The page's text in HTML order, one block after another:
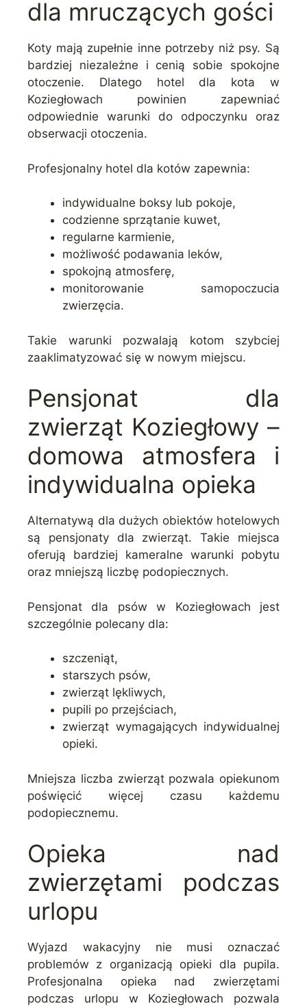
dla mruczących gości
Koty mają zupełnie inne potrzeby niż psy. Są
bardziej niezależne i cenią sobie spokojne
otoczenie. Dlatego hotel dla kota w
Koziegłowach powinien zapewniać
odpowiednie warunki do odpoczynku oraz
obserwacji otoczenia.
Profesjonalny hotel dla kotów zapewnia:
indywidualne boksy lub pokoje,
codzienne sprzątanie kuwet,
regularne karmienie,
możliwość podawania leków,
spokojną atmosferę,
monitorowanie samopoczucia
zwierzęcia.
Takie warunki pozwalają kotom szybciej
zaaklimatyzować się w nowym miejscu.
Pensjonat dla
zwierząt Koziegłowy –
domowa atmosfera i
indywidualna opieka
Alternatywą dla dużych obiektów hotelowych
są pensjonaty dla zwierząt. Takie miejsca
oferują bardziej kameralne warunki pobytu
oraz mniejszą liczbę podopiecznych.
Pensjonat dla psów w Koziegłowach jest
szczególnie polecany dla:
szczeniąt,
starszych psów,
zwierząt lękliwych,
pupili po przejściach,
zwierząt wymagających indywidualnej
opieki.
Mniejsza liczba zwierząt pozwala opiekunom
poświęcić więcej czasu każdemu
podopiecznemu.
Opieka nad
zwierzętami podczas
urlopu
Wyjazd wakacyjny nie musi oznaczać
problemów z organizacją opieki dla pupila.
Profesjonalna opieka nad zwierzętami
podczas urlopu w Koziegłowach pozwala